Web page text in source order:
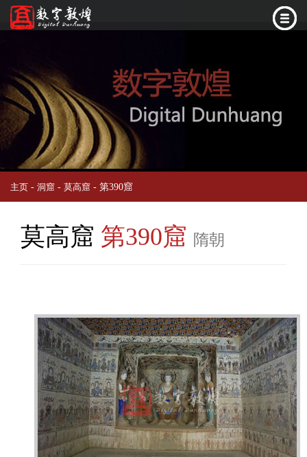
主页 - 洞窟 - 莫高窟 - 第390窟
莫高窟 第390窟 隋朝